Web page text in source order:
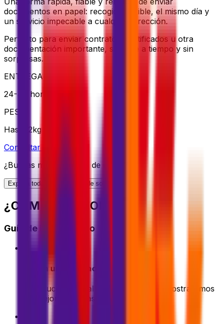
documentos en papel: recogida flexible, el mismo día y
un servicio impecable a cualquier dirección.
Perfecto para enviar contratos, certificados u otra
documentación importante, siempre a tiempo y sin
sorpresas.
ENTREGA
24-48 horas
PESO
Hasta 2kg
Consultar opción
¿Buscas más opciones de envío?
Explora toda nuestra gama de soluciones
¿CÓMO FUNCIONA?
Guía de inicio rápido
Obtén una cotización
Introduce los detalles de tu envío. Te mostraremos
las mejores ofertas al instante